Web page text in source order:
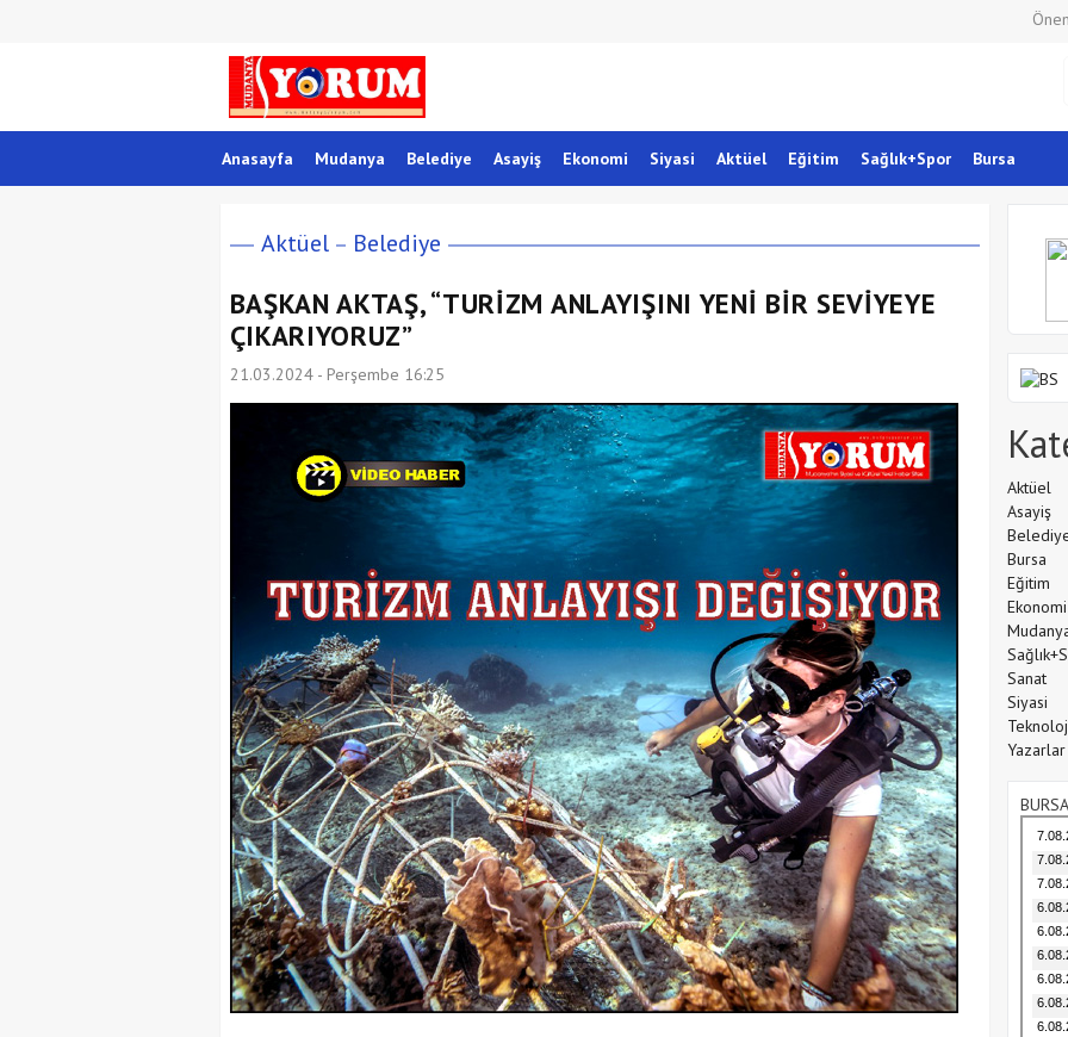
Anasayfa Mudanya Belediye Asayiş Ekonomi Siyasi Aktüel Eğitim Sağlık+Spor Bursa
Aktüel Belediye
BAŞKAN AKTAŞ, “TURİZM ANLAYIŞINI YENİ BİR SEVİYEYE
ÇIKARIYORUZ”
21.03.2024 - Perşembe 16:25
Aktüel
Asayiş
Bursa
Eğitim
Ekonomi
Sanat
Siyasi
Yazarlar